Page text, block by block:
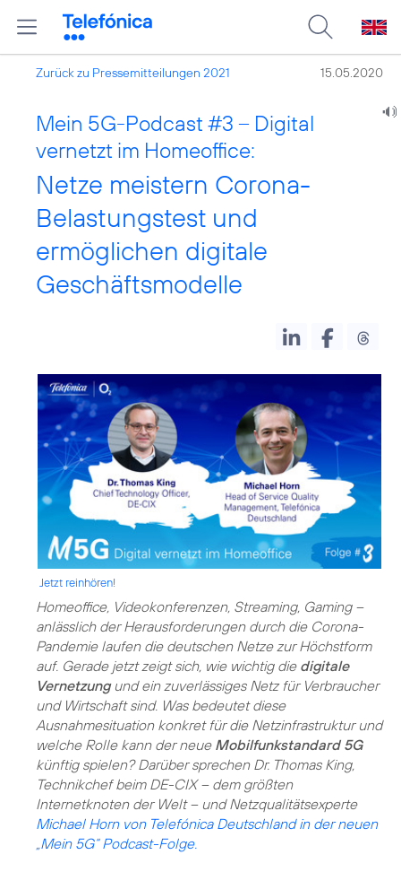
Zurück zu Pressemitteilungen 2021 15.05.2020
Mein 5G-Podcast #3 – Digital
vernetzt im Homeoffice:
Netze meistern Corona-
Belastungstest und
ermöglichen digitale
Geschäftsmodelle
Jetzt reinhören!
Homeoffice, Videokonferenzen, Streaming, Gaming –
anlässlich der Herausforderungen durch die Corona-
Pandemie laufen die deutschen Netze zur Höchstform
auf. Gerade jetzt zeigt sich, wie wichtig die digitale
Vernetzungund ein zuverlässiges Netz für Verbraucher
und Wirtschaft sind. Was bedeutet diese
Ausnahmesituation konkret für die Netzinfrastruktur und
welche Rolle kann der neue Mobilfunkstandard 5G
künftig spielen? Darüber sprechen Dr. Thomas King,
Technikchef beim DE-CIX – dem größten
Internetknoten der Welt – und Netzqualitätsexperte
Michael Horn von Telefónica Deutschland in der neuen
„Mein 5G“ Podcast-Folge.